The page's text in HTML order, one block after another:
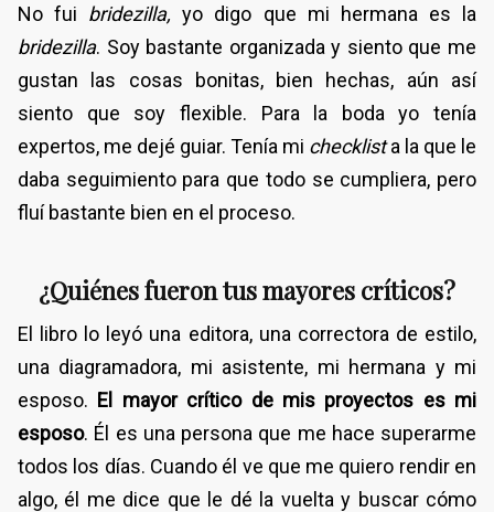
No fui bridezilla, yo digo que mi hermana es la
bridezilla. Soy bastante organizada y siento que me
gustan las cosas bonitas, bien hechas, aún así
siento que soy flexible. Para la boda yo tenía
expertos, me dejé guiar. Tenía mi checklista la que le
daba seguimiento para que todo se cumpliera, pero
fluí bastante bien en el proceso.
¿Quiénes fueron tus mayores críticos?
El libro lo leyó una editora, una correctora de estilo,
una diagramadora, mi asistente, mi hermana y mi
esposo. El mayor crítico de mis proyectos es mi
esposo. Él es una persona que me hace superarme
todos los días. Cuando él ve que me quiero rendir en
algo, él me dice que le dé la vuelta y buscar cómo